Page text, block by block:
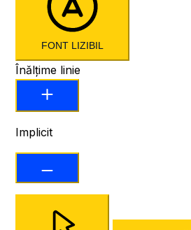
FONT LIZIBIL
Înălțime linie
Implicit